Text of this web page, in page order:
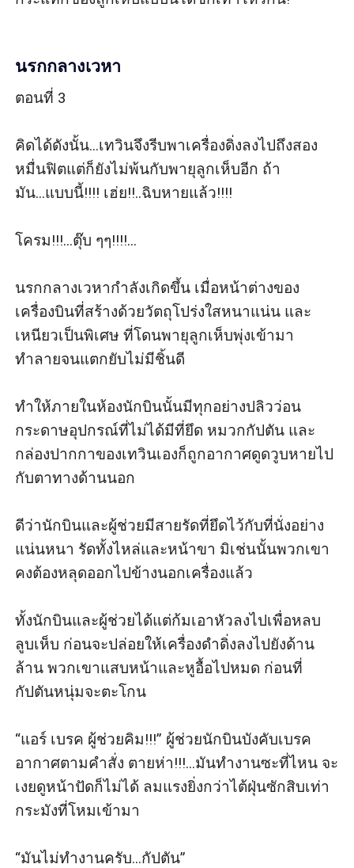
นรกกลางเวหา
ตอนที่ 3
คิดได้ดังนั้น...เทวินจึงรีบพาเครื่องดิ่งลงไปถึงสอง
หมื่นฟิตแต่ก็ยังไม่พ้นกับพายุลูกเห็บอีก ถ้า
มัน...แบบนี้!!!! เฮ่ย!!..ฉิบหายแล้ว!!!!
โครม!!!...ตุ๊บ ๆๆ!!!!...
นรกกลางเวหากำลังเกิดขึ้น เมื่อหน้าต่างของ
เครื่องบินที่สร้างด้วยวัตถุโปร่งใสหนาแน่น และ
เหนียวเป็นพิเศษ ที่โดนพายุลูกเห็บพุ่งเข้ามา
ทำลายจนแตกยับไม่มีชิ้นดี
ทำให้ภายในห้องนักบินนั้นมีทุกอย่างปลิวว่อน
กระดาษอุปกรณ์ที่ไม่ได้มีที่ยึด หมวกกัปตัน และ
กล่องปากกาของเทวินเองก็ถูกอากาศดูดวูบหายไป
กับตาทางด้านนอก
ดีว่านักบินและผู้ช่วยมีสายรัดที่ยึดไว้กับที่นั่งอย่าง
แน่นหนา รัดทั้งไหล่และหน้าขา มิเช่นนั้นพวกเขา
คงต้องหลุดออกไปข้างนอกเครื่องแล้ว
ทั้งนักบินและผู้ช่วยได้แต่ก้มเอาหัวลงไปเพื่อหลบ
ลูบเห็บ ก่อนจะปล่อยให้เครื่องดำดิ่งลงไปยังด้าน
ล้าน พวกเขาแสบหน้าและหูอื้อไปหมด ก่อนที่
กัปตันหนุ่มจะตะโกน
“แอร์ เบรค ผู้ช่วยคิม!!!” ผู้ช่วยนักบินบังคับเบรค
อากาศตามคำสั่ง ตายห่า!!!...มันทำงานซะที่ไหน จะ
เงยดูหน้าปัดก็ไม่ได้ ลมแรงยิ่งกว่าไต้ฝุ่นซักสิบเท่า
กระมังที่โหมเข้ามา
“มันไม่ทำงานครับ...กัปตัน”